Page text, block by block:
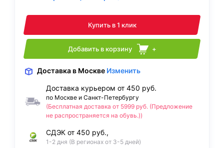
Купить в 1 клик
Добавить в корзину +
Доставка в Москве Изменить
Доставка курьером от 450 руб.
по Москве и Санкт-Петербургу
(Бесплатная доставка от 5999 руб. (Предложение
не распространяется на обувь.))
СДЭК от 450 руб.,
1-2 дня (В регионах от 3-5 дней)